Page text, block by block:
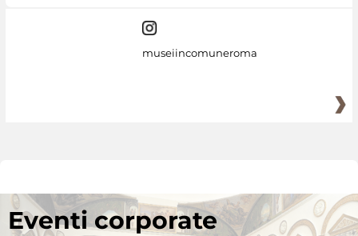
museiincomuneroma
Eventi corporate